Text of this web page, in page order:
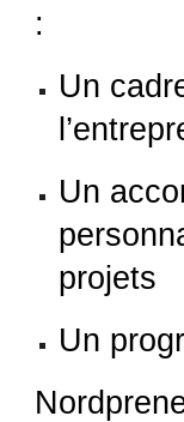
:
Un
Un
projets
Un